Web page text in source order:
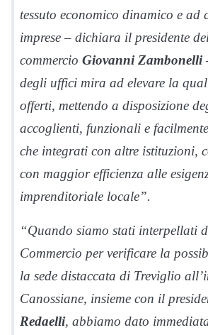
tessuto economico dinamico e ad
imprese – dichiara il presidente
commercio Giovanni Zambonelli
degli uffici mira ad elevare la
offerti, mettendo a disposizione
accoglienti, funzionali e
che integrati con altre istituzioni,
con maggior efficienza alle
imprenditoriale locale”.
“Quando siamo stati interpellati
Commercio per verificare la
la sede distaccata di Treviglio
Canossiane, insieme con il
Redaelli, abbiamo dato